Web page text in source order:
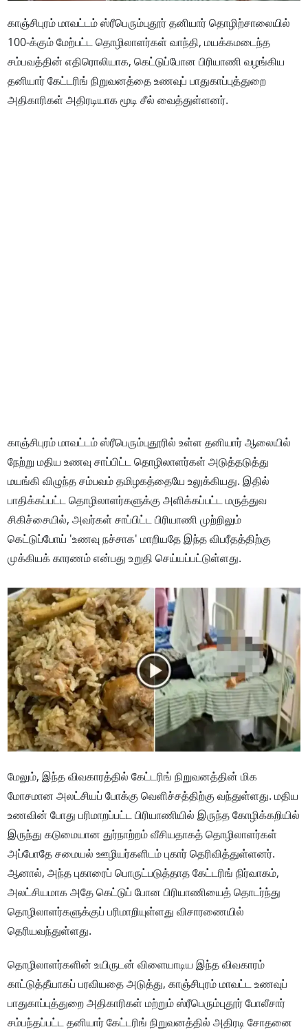
காஞ்சிபுரம் மாவட்டம் ஸ்ரீபெரும்புதூர் தனியார் தொழிற்சாலையில்
100-க்கும் மேற்பட்ட தொழிலாளர்கள் வாந்தி, மயக்கமடைந்த
சம்பவத்தின் எதிரொலியாக, கெட்டுப்போன பிரியாணி வழங்கிய
தனியார் கேட்டரிங் நிறுவனத்தை உணவுப் பாதுகாப்புத்துறை
அதிகாரிகள் அதிரடியாக மூடி சீல் வைத்துள்ளனர்.
காஞ்சிபுரம் மாவட்டம் ஸ்ரீபெரும்புதூரில் உள்ள தனியார் ஆலையில்
நேற்று மதிய உணவு சாப்பிட்ட தொழிலாளர்கள் அடுத்தடுத்து
மயங்கி விழுந்த சம்பவம் தமிழகத்தையே உலுக்கியது. இதில்
பாதிக்கப்பட்ட தொழிலாளர்களுக்கு அளிக்கப்பட்ட மருத்துவ
சிகிச்சையில், அவர்கள் சாப்பிட்ட பிரியாணி முற்றிலும்
கெட்டுப்போய் 'உணவு நச்சாக' மாறியதே இந்த விபரீதத்திற்கு
முக்கியக் காரணம் என்பது உறுதி செய்யப்பட்டுள்ளது.
மேலும், இந்த விவகாரத்தில் கேட்டரிங் நிறுவனத்தின் மிக
மோசமான அலட்சியப் போக்கு வெளிச்சத்திற்கு வந்துள்ளது. மதிய
உணவின் போது பரிமாறப்பட்ட பிரியாணியில் இருந்த கோழிக்கறியில்
இருந்து கடுமையான துர்நாற்றம் வீசியதாகத் தொழிலாளர்கள்
அப்போதே சமையல் ஊழியர்களிடம் புகார் தெரிவித்துள்ளனர்.
ஆனால், அந்த புகாரைப் பொருட்படுத்தாத கேட்டரிங் நிர்வாகம்,
அலட்சியமாக அதே கெட்டுப் போன பிரியாணியைத் தொடர்ந்து
தொழிலாளர்களுக்குப் பரிமாறியுள்ளது விசாரணையில்
தெரியவந்துள்ளது.
தொழிலாளர்களின் உயிருடன் விளையாடிய இந்த விவகாரம்
காட்டுத்தீயாகப் பரவியதை அடுத்து, காஞ்சிபுரம் மாவட்ட உணவுப்
பாதுகாப்புத்துறை அதிகாரிகள் மற்றும் ஸ்ரீபெரும்புதூர் போலீசார்
சம்பந்தப்பட்ட தனியார் கேட்டரிங் நிறுவனத்தில் அதிரடி சோதனை